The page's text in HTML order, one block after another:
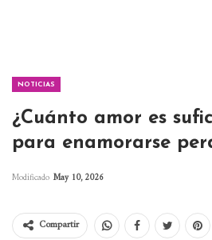
NOTICIAS
¿Cuánto amor es
para enamorarse
Modificado May 10, 2026
Compartir